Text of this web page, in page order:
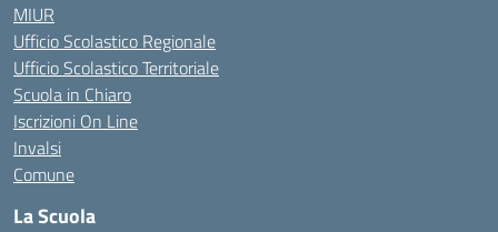
MIUR
Ufficio Scolastico Regionale
Ufficio Scolastico Territoriale
Scuola in Chiaro
Iscrizioni On Line
Invalsi
Comune
La Scuola